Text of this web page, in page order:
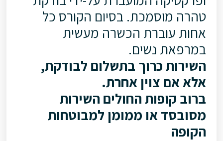
טהרה מוסמכת. בסיום הקורס כל
אחות עוברת הכשרה מעשית
במרפאת נשים.
השירות כרוך בתשלום לבודקת,
אלא אם צוין אחרת.
ברוב קופות החולים השירות
מסובסד או ממומן למבוטחות
הקופה